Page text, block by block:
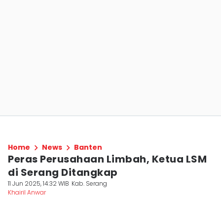
Home News Banten
Peras Perusahaan Limbah, Ketua LSM
di Serang Ditangkap
11 Jun 2025, 14:32 WIB Kab. Serang
Khairil Anwar